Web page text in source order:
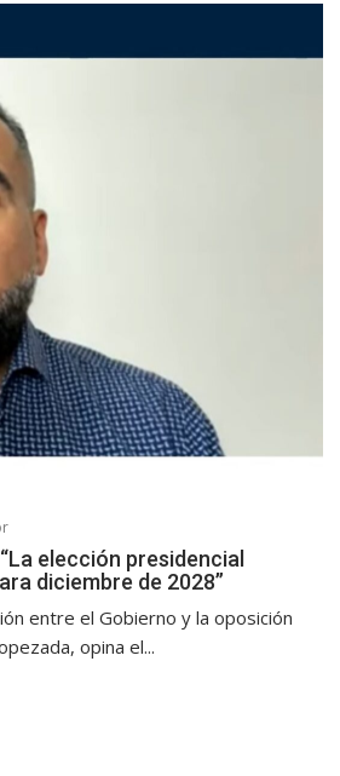
elección presidencial
diciembre de 2028”
entre el Gobierno y la oposición
opina el...